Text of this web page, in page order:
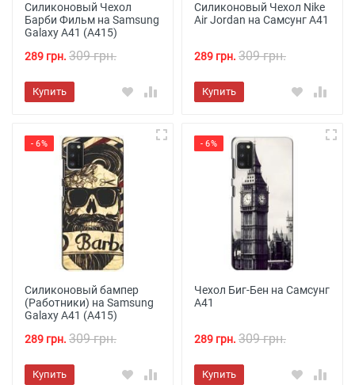
Силиконовый Чехол
Барби Фильм на Samsung
Galaxy A41 (A415)
289 грн. 309 грн.
Купить
Силиконовый Чехол Nike
Air Jordan на Самсунг А41
289 грн. 309 грн.
Купить
- 6%
Силиконовый бампер
(Работники) на Samsung
Galaxy A41 (A415)
289 грн. 309 грн.
Купить
- 6%
Чехол Биг-Бен на Самсунг
А41
289 грн. 309 грн.
Купить